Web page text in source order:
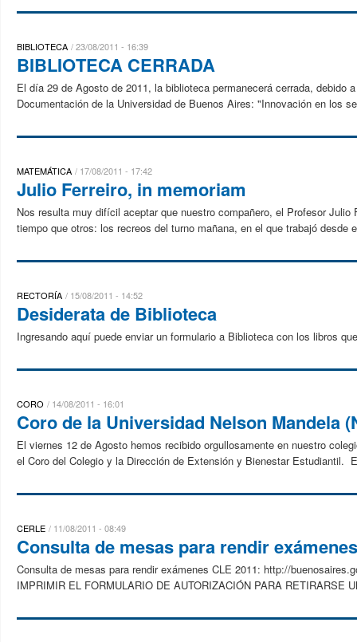
BIBLIOTECA 23/08/2011 - 16:39
BIBLIOTECA CERRADA
El día 29 de Agosto de 2011, la biblioteca permanecerá cerrada, debido
Documentación de la Universidad de Buenos Aires: "Innovación en los
MATEMÁTICA 17/08/2011 - 17:42
Julio Ferreiro, in memoriam
Nos resulta muy difícil aceptar que nuestro compañero, el Profesor
tiempo que otros: los recreos del turno mañana, en el que trabajó desde
RECTORÍA 15/08/2011 - 14:52
Desiderata de Biblioteca
Ingresando aquí puede enviar un formulario a Biblioteca con los libros
CORO 14/08/2011 - 16:01
Coro de la Universidad Nelson Mandela
El viernes 12 de Agosto hemos recibido orgullosamente en nuestro
el Coro del Colegio y la Dirección de Extensión y Bienestar Estudiantil.
CERLE 11/08/2011 - 08:49
Consulta de mesas para rendir
Consulta de mesas para rendir exámenes CLE 2011: http://
IMPRIMIR EL FORMULARIO DE AUTORIZACIÓN PARA RETIRARSE